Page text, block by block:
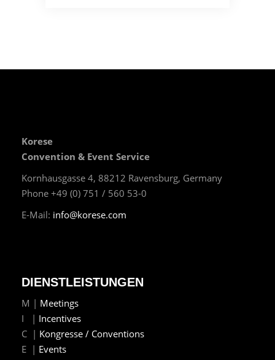
Korese
Convention & Event Service
Kornhausgasse 4, 88212 Ravensburg, Germany
Phone +49 (0) 751 / 560 53-0
E-Mail: info@korese.com
DIENSTLEISTUNGEN
M | Meetings
I | Incentives
C | Kongresse / Conventions
E | Events